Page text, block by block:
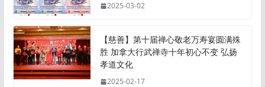
2025-03-02
【慈善】第十届禅心敬老万寿宴圆满殊
胜 加拿大行武禅寺十年初心不变 弘扬
孝道文化
2025-02-17